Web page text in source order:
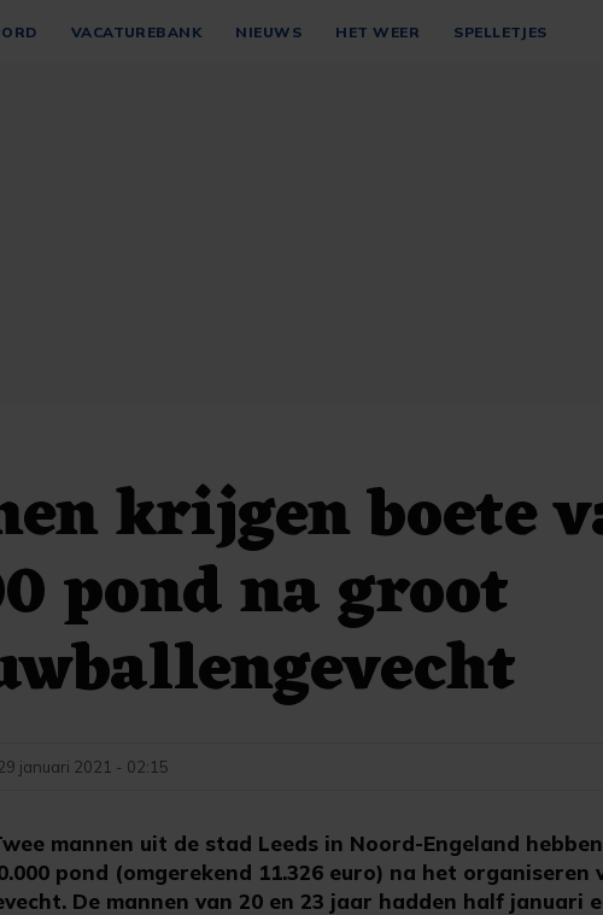
VACATUREBANK NIEUWS HET WEER SPELLETJES
krijgen boete
pond na groot
mannen uit de stad Leeds in Noord-Engeland
pond (omgerekend 11.326 euro) na het organiseren
De mannen van 20 en 23 jaar hadden half januari
januari 2021 - 02:15